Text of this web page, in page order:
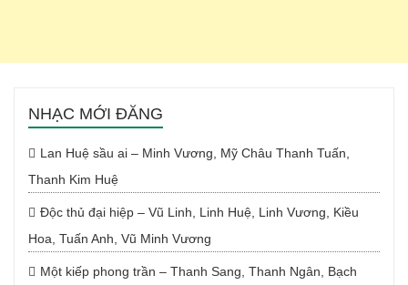
NHẠC MỚI ĐĂNG
Lan Huệ sầu ai – Minh Vương, Mỹ Châu Thanh Tuấn,
Thanh Kim Huệ
Độc thủ đại hiệp – Vũ Linh, Linh Huệ, Linh Vương, Kiều
Hoa, Tuấn Anh, Vũ Minh Vương
Một kiếp phong trần – Thanh Sang, Thanh Ngân, Bạch